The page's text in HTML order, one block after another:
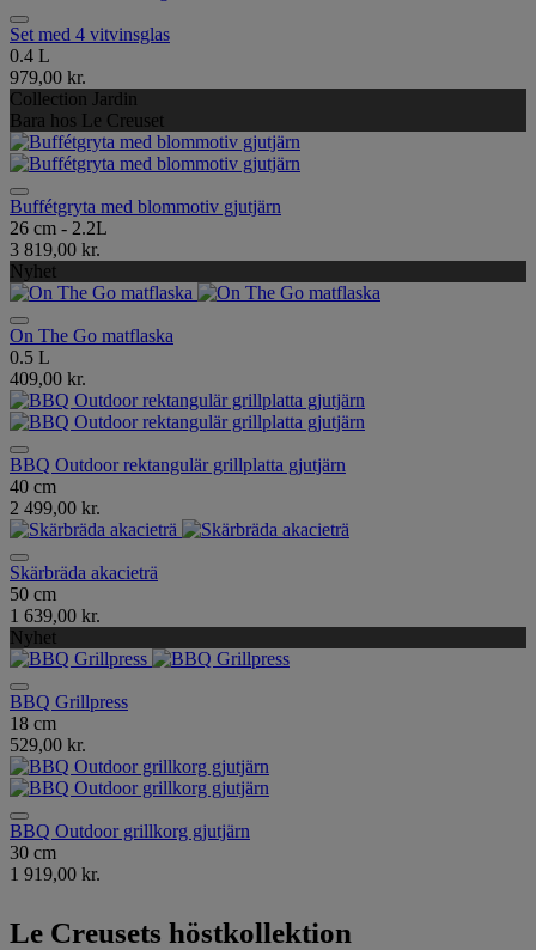
Set med 4 vitvinsglas
0.4 L
979,00 kr.
Collection Jardin
Bara hos Le Creuset
Buffétgryta med blommotiv gjutjärn
26 cm - 2.2L
3 819,00 kr.
Nyhet
On The Go matflaska
0.5 L
409,00 kr.
BBQ Outdoor rektangulär grillplatta gjutjärn
40 cm
2 499,00 kr.
Skärbräda akacieträ
50 cm
1 639,00 kr.
Nyhet
BBQ Grillpress
18 cm
529,00 kr.
BBQ Outdoor grillkorg gjutjärn
30 cm
1 919,00 kr.
Le Creusets höstkollektion